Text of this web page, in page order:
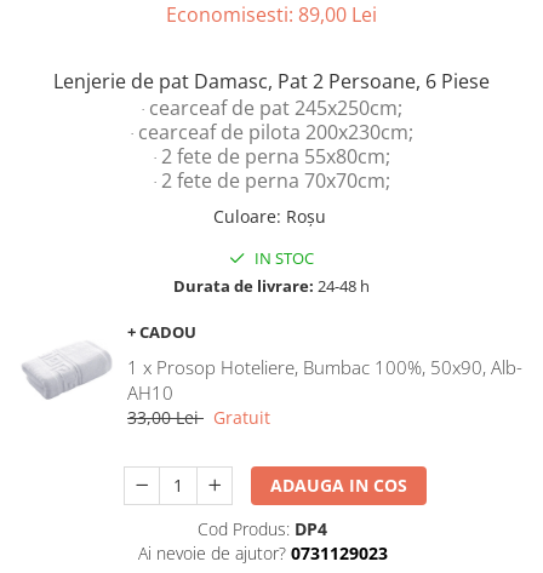
Economisesti: 89,00 Lei
Lenjerie de pat Damasc, Pat 2 Persoane, 6 Piese
· cearceaf de pat 245x250cm;
· cearceaf de pilota 200x230cm;
· 2 fete de perna 55x80cm;
· 2 fete de perna 70x70cm;
Culoare: Roșu
IN STOC
Durata de livrare: 24-48 h
+ CADOU
1 x Prosop Hoteliere, Bumbac 100%, 50x90, Alb-
AH10
33,00 Lei Gratuit
ADAUGA IN COS
Cod Produs: DP4
Ai nevoie de ajutor? 0731129023